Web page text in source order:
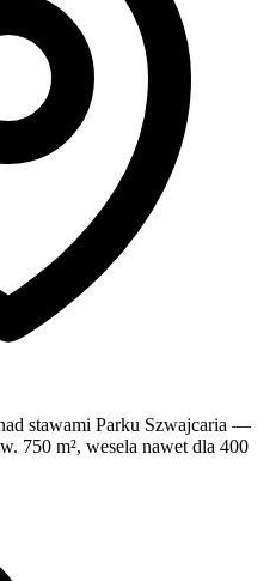
stawami Parku Szwajcaria —
750 m², wesela nawet dla 400